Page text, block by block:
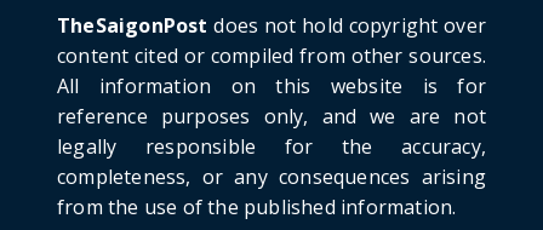
HOTNEWS
Politburo: Strictly Handle Acts of Using
Pirated Software, C...
June 21, 2026
TheSaigonPost does not hold copyright over
content cited or compiled from other sources.
All information on this website is for
reference purposes only, and we are not
legally responsible for the accuracy,
completeness, or any consequences arising
from the use of the published information.